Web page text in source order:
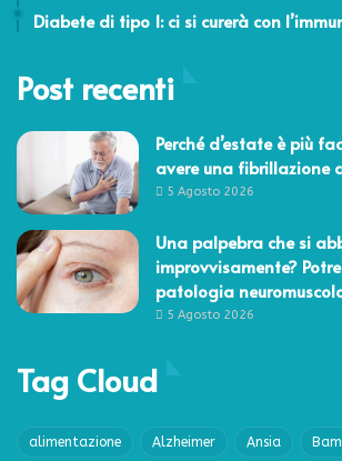
Diabete di tipo 1: ci si curerà con
Post recenti
Perché d’estate è più
avere una fibrillazione
5 Agosto 2026
Una palpebra che si
improvvisamente?
patologia
5 Agosto 2026
Tag Cloud
alimentazione Alzheimer Ansia